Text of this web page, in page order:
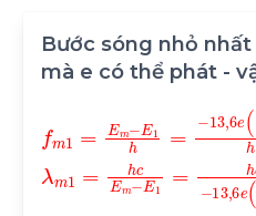
Bước sóng nhỏ
mà e có thể phát -
f m-E 1
1 m1= 1
13 2-